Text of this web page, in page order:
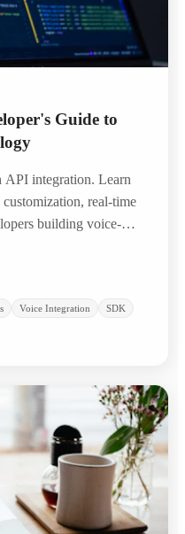
Guide to
API integration. Learn
real-time
building voice-
Voice Integration SDK